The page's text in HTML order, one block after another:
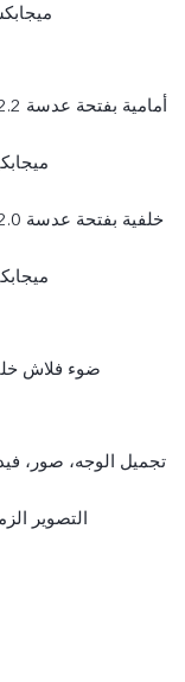
ضوء فلاش
تجميل الوجه، صور،
التصوير